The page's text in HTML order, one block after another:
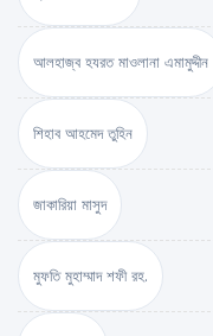
আলহাজ্ব হযরত মাওলানা এমামুদ্দীন
শিহাব আহমেদ তুহিন
জাকারিয়া মাসুদ
মুফতি মুহাম্মাদ শফী রহ.